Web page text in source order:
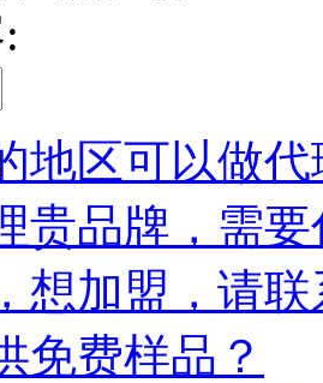
地区可以做
贵品牌，需
想加盟，请
免费样品？